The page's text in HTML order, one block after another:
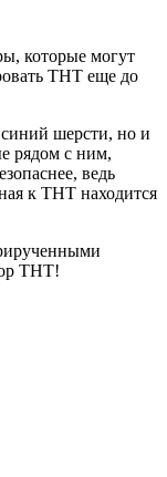
которые могут
ТНТ еще до
синий шерсти, но и
рядом с ним,
ведь
к ТНТ находится
ТНТ!